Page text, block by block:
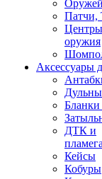
Патчи,
оружия
Аксессуары
Бланки
ДТК и
Кейсы
Кобуры